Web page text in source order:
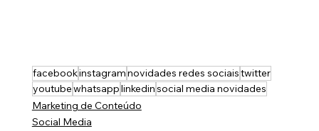
facebookinstagramnovidades redes sociaistwitter
youtubewhatsapplinkedinsocial media novidades
Marketing de Conteúdo
Social Media